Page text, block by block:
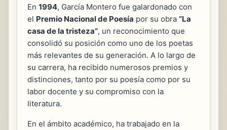
En 1994, García Montero fue galardonado con
el Premio Nacional de Poesía por su obra “La
casa de la tristeza”, un reconocimiento que
consolidó su posición como uno de los poetas
más relevantes de su generación. A lo largo de
su carrera, ha recibido numerosos premios y
distinciones, tanto por su poesía como por su
labor docente y su compromiso con la
literatura.
En el ámbito académico, ha trabajado en la